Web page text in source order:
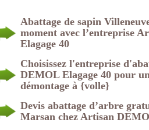
Abattage de sapin
moment avec l’entreprise
Elagage 40
Choisissez l'entreprise
DEMOL Elagage 40 pour
démontage à {volle}
Devis abattage d’arbre
Marsan chez Artisan